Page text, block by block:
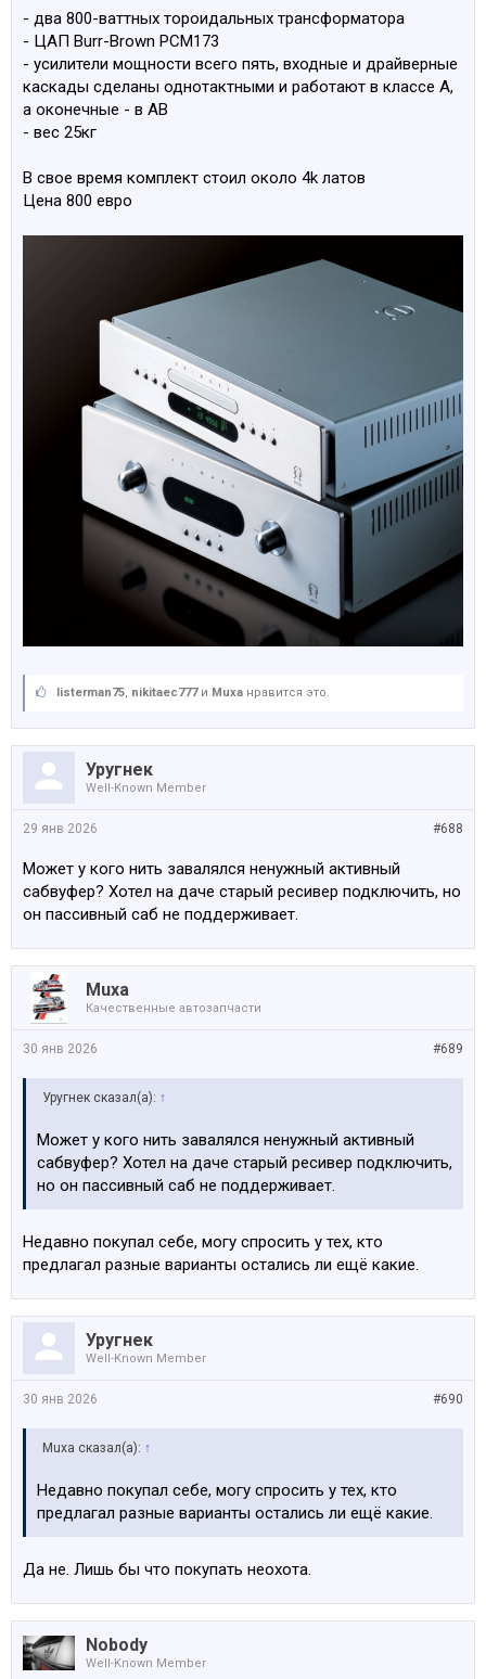
- два 800-ваттных тороидальных трансформатора
- ЦАП Burr-Brown PCM173
- усилители мощности всего пять, входные и драйверные
каскады сделаны однотактными и работают в классе А,
а оконечные - в AB
- вес 25кг
В свое время комплект стоил около 4k латов
Цена 800 евро
listerman75, nikitaec777и Muxa нравится это.
Уругнек
Well-Known Member
#688
29 янв 2026
Может у кого нить завалялся ненужный активный
сабвуфер? Хотел на даче старый ресивер подключить, но
он пассивный саб не поддерживает.
Muxa
Качественные автозапчасти
#689
30 янв 2026
Уругнек сказал(а): ↑
Может у кого нить завалялся ненужный активный
сабвуфер? Хотел на даче старый ресивер подключить,
но он пассивный саб не поддерживает.
Недавно покупал себе, могу спросить у тех, кто
предлагал разные варианты остались ли ещё какие.
Уругнек
Well-Known Member
#690
30 янв 2026
Muxa сказал(а): ↑
Недавно покупал себе, могу спросить у тех, кто
предлагал разные варианты остались ли ещё какие.
Да не. Лишь бы что покупать неохота.
Nobody
Well-Known Member